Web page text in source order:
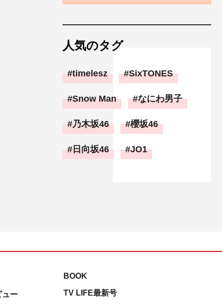
人気のタグ
timelesz SixTONES
Snow Man なにわ男子
乃木坂46 櫻坂46
日向坂46 JO1
ュー
BOOK
TV LIFE最新号